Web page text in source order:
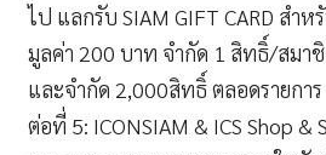
ไป แลกรับ SIAM GIFT CARD สำ
มูลค่า 200 บาท จำกัด 1 สิทธิ์/สมา
และจำกัด 2,000สิทธิ์ ตลอดรายการ
ต่อที่ 5: ICONSIAM & ICS Shop &